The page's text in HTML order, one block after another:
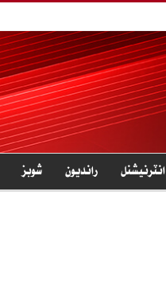
انٽرنيشنل رانديون شوبز